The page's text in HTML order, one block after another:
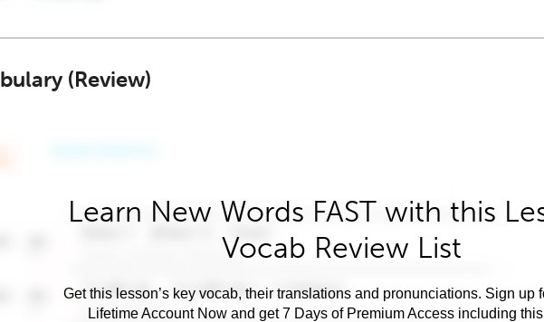
(Review)
Learn New Words FAST with this
Vocab Review List
Get this lesson’s key vocab, their translations and pronunciations. Sign up
Lifetime Account Now and get 7 Days of Premium Access including